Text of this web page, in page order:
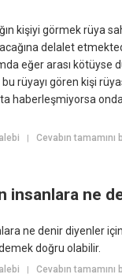
kişiyi görmek rüya
delalet
eğer arası kötüyse
rüyayı gören kişi
haberleşmiyorsa
|Cevabın tamamını
insanlara ne
ne denir diyenler
doğru olabilir.
|Cevabın tamamını